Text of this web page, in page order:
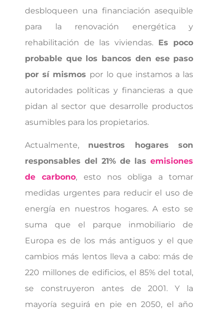
desbloqueen una financiación asequible
para la renovación energética y
rehabilitación de las viviendas. Es poco
probable que los bancos den ese paso
por sí mismos por lo que instamos a las
autoridades políticas y financieras a que
pidan al sector que desarrolle productos
asumibles para los propietarios.
Actualmente, nuestros hogares son
responsables del 21% de lasemisiones
de carbono, esto nos obliga a tomar
medidas urgentes para reducir el uso de
energía en nuestros hogares. A esto se
suma que el parque inmobiliario de
Europa es de los más antiguos y el que
cambios más lentos lleva a cabo: más de
220 millones de edificios, el 85% del total,
se construyeron antes de 2001. Y la
mayoría seguirá en pie en 2050, el año